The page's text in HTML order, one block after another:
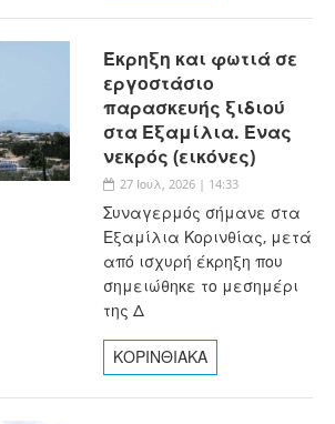
Έκρηξη και φωτιά σε
εργοστάσιο
παρασκευής ξιδιού
στα Εξαμίλια. Ένας
νεκρός (εικόνες)
27 Ιουλ, 2026 | 14:33
Συναγερμός σήμανε στα
Εξαμίλια Κορινθίας, μετά
από ισχυρή έκρηξη που
σημειώθηκε το μεσημέρι
της Δ
ΚΟΡΙΝΘΙΑΚΑ